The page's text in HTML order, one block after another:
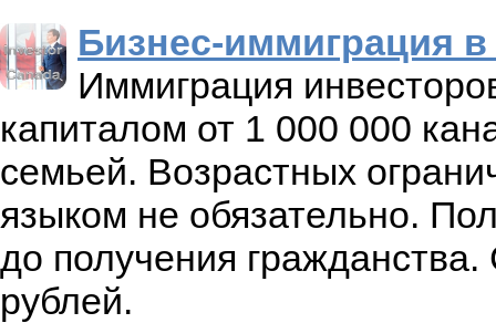
Бизнес-иммиграция
Иммиграция
капиталом от 1 000 000
семьей. Возрастных
языком не обязательно.
до получения
рублей.